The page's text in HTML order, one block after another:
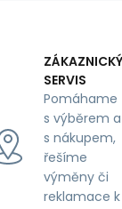
ZÁKAZNICKÝ
SERVIS
Pomáhame
s výběrem a
s nákupem,
řešíme
výměny či
reklamace k